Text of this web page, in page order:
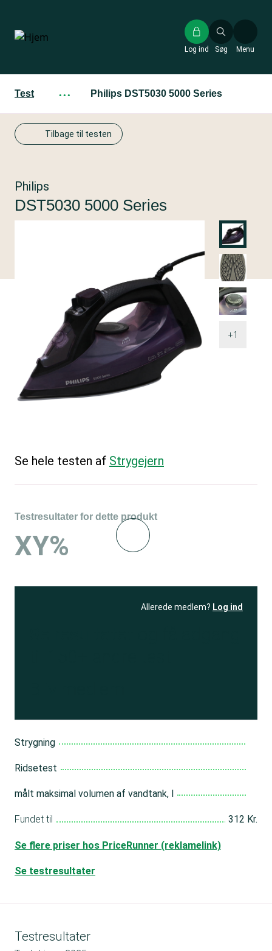
hovedindhold
Søg
Log ind Menu
Test ··· Philips DST5030 5000 Series
Tilbage til testen
+1
Philips
DST5030 5000 Series
Se hele testen af Strygejern
Testresultater for dette produkt
XY%
Allerede medlem? Log ind
Strygning
Ridsetest
målt maksimal volumen af vandtank, l
Fundet til 312 Kr.
Se flere priser hos PriceRunner (reklamelink)
Se testresultater
Testresultater